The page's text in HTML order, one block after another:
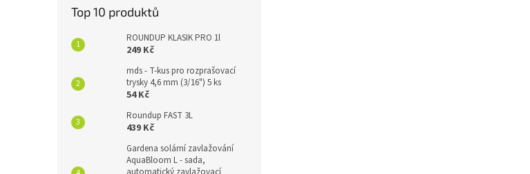
Top 10 produktů
ROUNDUP KLASIK PRO 1l
249 Kč
mds - T-kus pro rozprašovací
trysky 4,6 mm (3/16") 5 ks
54 Kč
Roundup FAST 3L
439 Kč
Gardena solární zavlažování
AquaBloom L - sada,